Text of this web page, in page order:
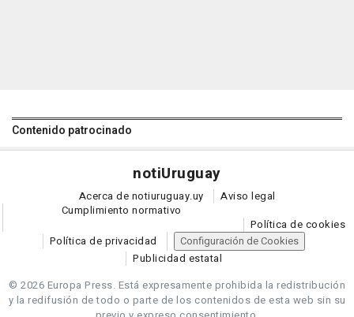
Contenido patrocinado
notiUruguay
Acerca de notiuruguay.uy
Aviso legal
Cumplimiento normativo
Política de cookies
Política de privacidad
Configuración de Cookies
Publicidad estatal
© 2026 Europa Press. Está expresamente prohibida la redistribución
y la redifusión de todo o parte de los contenidos de esta web sin su